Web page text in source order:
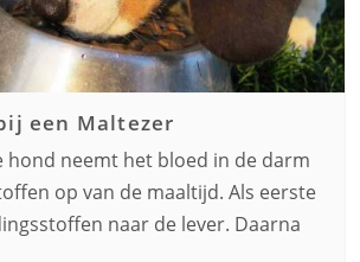
een Maltezer
hond neemt het bloed in de darm
op van de maaltijd. Als eerste
naar de lever. Daarna